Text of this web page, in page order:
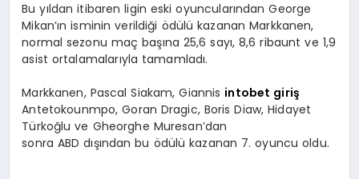
Bu yıldan itibaren ligin eski oyuncularından George
Mikan’ın isminin verildiği ödülü kazanan Markkanen,
normal sezonu maç başına 25,6 sayı, 8,6 ribaunt ve 1,9
asist ortalamalarıyla tamamladı.
Markkanen, Pascal Siakam, Giannis intobet giriş
Antetokounmpo, Goran Dragic, Boris Diaw, Hidayet
Türkoğlu ve Gheorghe Muresan’dan
sonra ABD dışından bu ödülü kazanan 7. oyuncu oldu.